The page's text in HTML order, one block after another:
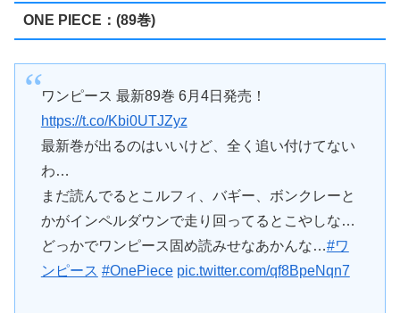
ONE PIECE：(89巻)
ワンピース 最新89巻 6月4日発売！
https://t.co/Kbi0UTJZyz
最新巻が出るのはいいけど、全く追い付けてない
わ…
まだ読んでるとこルフィ、バギー、ボンクレーと
かがインペルダウンで走り回ってるとこやしな…
どっかでワンピース固め読みせなあかんな…#ワ
ンピース #OnePiece pic.twitter.com/qf8BpeNqn7